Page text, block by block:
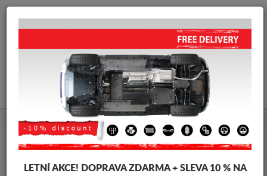
info@krytpodmotor.com
Kryt pod motor Dacia Kryt pod motor Dacia Duster II
vozidel
Značky vozidel
LETNÍ AKCE! DOPRAVA ZDARMA + SLEVA 10 % NA